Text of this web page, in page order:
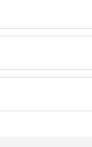
van ICT. Dat